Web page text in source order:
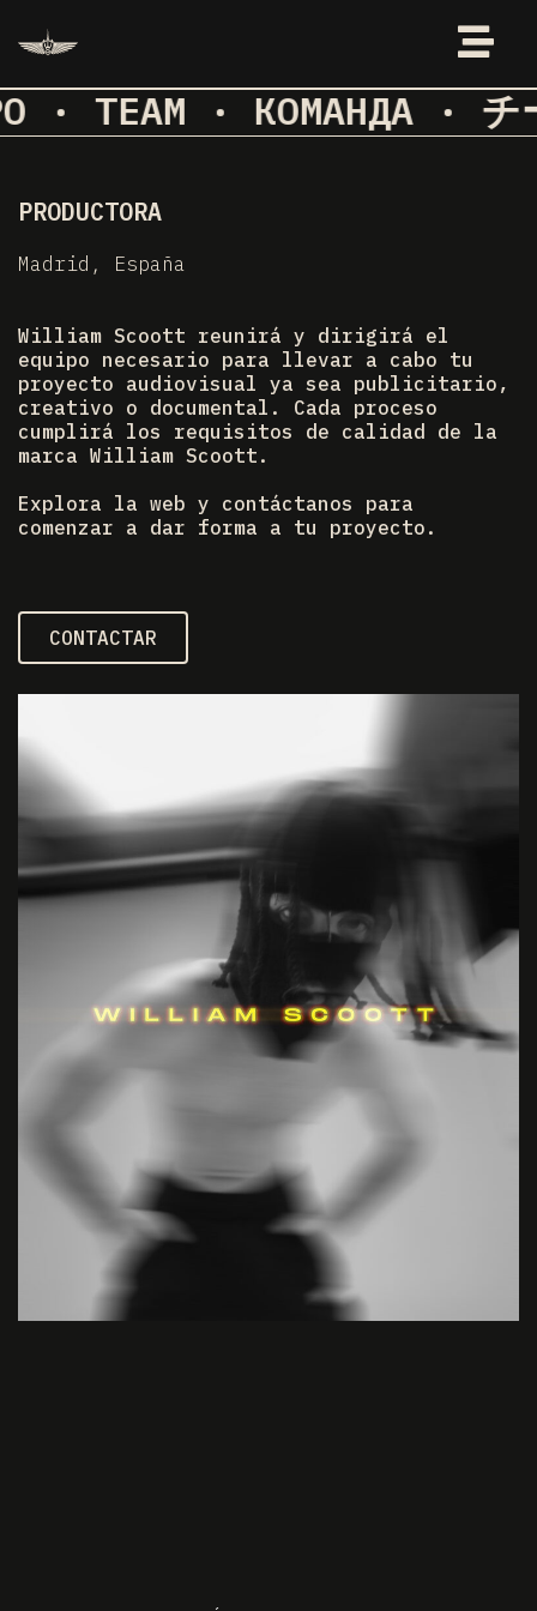
· TEAM · КОМАНДА · チ
PRODUCTORA
Madrid, España
William Scoott reunirá y dirigirá el
equipo necesario para llevar a cabo tu
proyecto audiovisual ya sea publicitario,
creativo o documental. Cada proceso
cumplirá los requisitos de calidad de la
marca William Scoott.
Explora la web y contáctanos para
comenzar a dar forma a tu proyecto.
CONTACTAR